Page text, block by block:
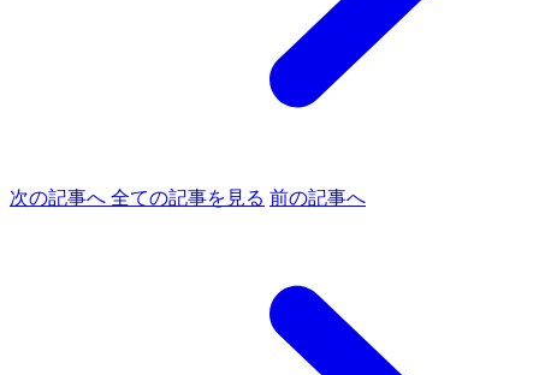
次の記事へ 全ての記事を見る 前の記事へ